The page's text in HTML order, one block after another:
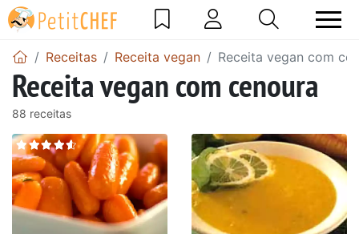
Receitas Receita vegan Receita vegan com
Receita vegan com cenoura
88 receitas